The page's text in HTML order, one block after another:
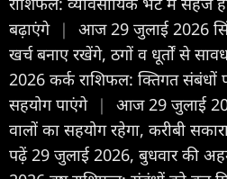
बढ़ाएंगे |
आज 29 जुलाई 2026
खर्च बनाए रखेंगे, ठगों व धूर्तों से
2026 कर्क राशिफल: क्तिगत संबंधों
सहयोग पाएंगे |
आज 29 जुलाई
वालों का सहयोग रहेगा, करीबी
पढ़ें 29 जुलाई 2026, बुधवार की